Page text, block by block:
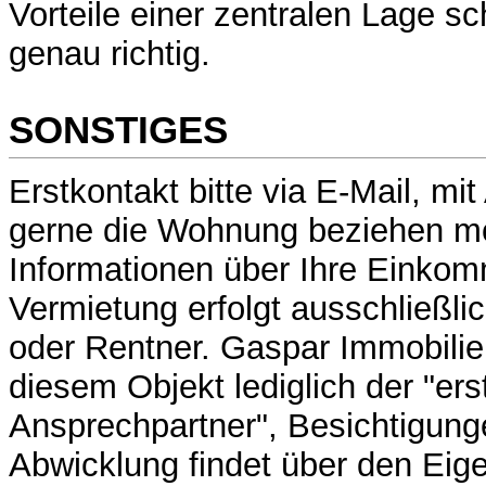
Vorteile einer zentralen Lage
genau richtig.
SONSTIGES
Erstkontakt bitte via E-Mail,
gerne die Wohnung beziehen
Informationen über Ihre
Vermietung erfolgt
oder Rentner. Gaspar
diesem Objekt lediglich der
Ansprechpartner",
Abwicklung findet über den